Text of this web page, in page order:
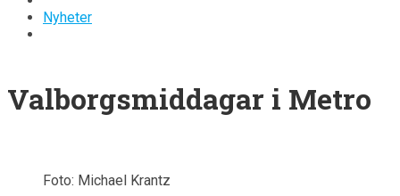
Nyheter
Valborgsmiddagar i Metro
Foto: Michael Krantz